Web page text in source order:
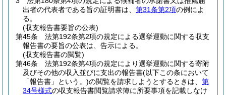
出者の代表者である旨の証明書は、 第31条第2項の例によ
る。
(収支報告書要旨の公表)
第45条
法第192条第2項の規定による選挙運動に関する収支
報告書の要旨の公表は、告示による。
(収支報告書の閲覧)
第46条
法第192条第4項の規定により選挙運動に関する寄附
及びその他の収入並びに支出の報告書(以下この条において
「報告書」という。)の閲覧を請求しようとするときは、 第
34号様式の収支報告書閲覧請求簿に所要事項を記載しなけ